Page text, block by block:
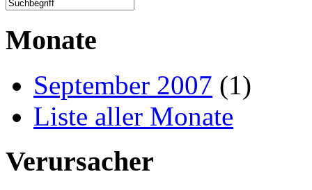
Monate
September 2007 (1)
Liste aller Monate
Verursacher